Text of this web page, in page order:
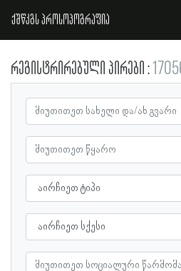
ქშწკგს პროსოპოგრაფია
რეგისტრირებული პირები